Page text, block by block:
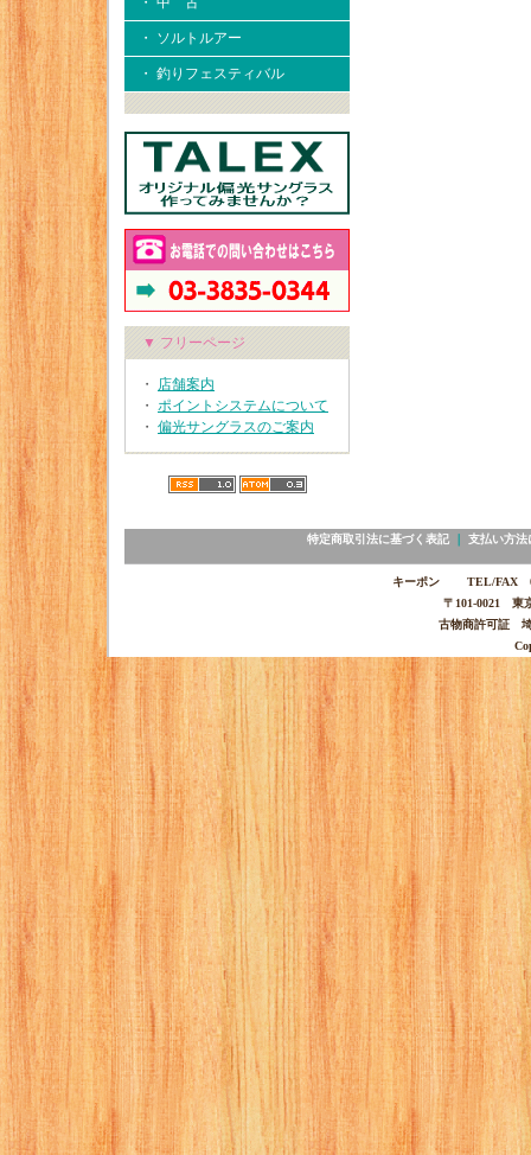
・ ソルトルアー
・ 釣りフェスティバル
▼ フリーページ
・ 店舗案内
・ ポイントシステムについて
・ 偏光サングラスのご案内
特定商取引法に基づく表記｜ 支払い方法
キーポン TEL/FAX
〒101-0021 東
古物商許可証